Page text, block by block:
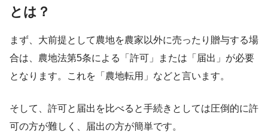
とは？
まず、大前提として農地を農家以外に売ったり贈与する場
合は、農地法第5条による「許可」または「届出」が必要
となります。これを「農地転用」などと言います。
そして、許可と届出を比べると手続きとしては圧倒的に許
可の方が難しく、届出の方が簡単です。